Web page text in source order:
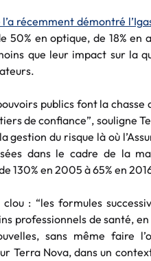
récemment démontré
50% en optique, de 18%
que leur impact sur la
publics font la
de confiance”, souligne
gestion du risque là où
dans le cadre de la
130% en 2005 à 65% en
clou : “les formules
professionnels de santé,
sans même faire
Terra Nova, dans un